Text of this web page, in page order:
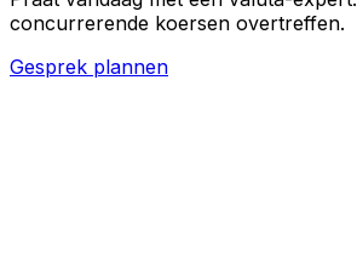
concurrerende koersen overtreffen.
Gesprek plannen